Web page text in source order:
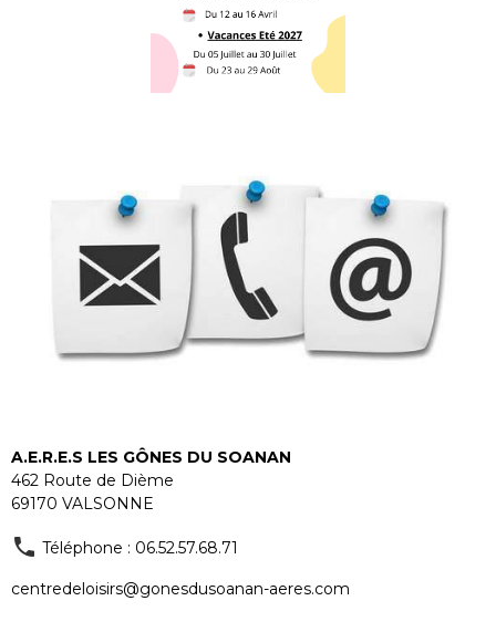
A.E.R.E.S LES GÔNES DU SOANAN
462 Route de Dième
69170 VALSONNE
Téléphone : 06.52.57.68.71
centredeloisirs@gonesdusoanan-aeres.com